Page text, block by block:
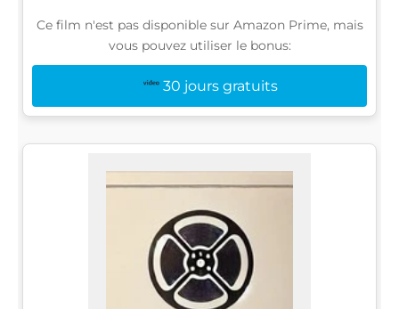
Ce film n'est pas disponible sur Amazon Prime, mais
vous pouvez utiliser le bonus:
30 jours gratuits